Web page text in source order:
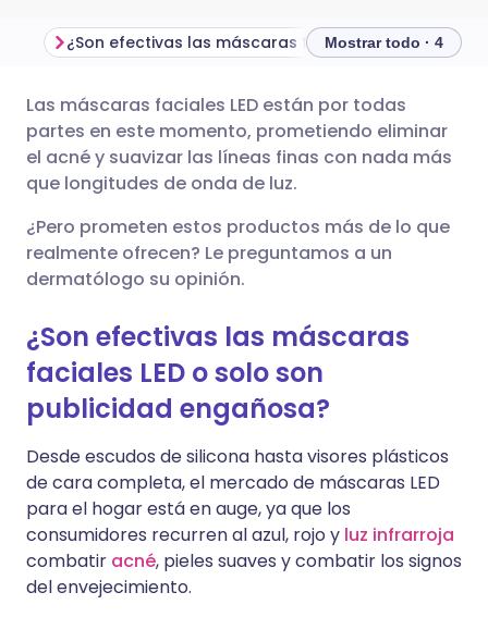
Compartir por correo
electrónico
Compartir en LinkedIn
Compartir en X
Compartir vía WhatsApp
Copiar enlace
🇬🇧 English 🇩🇪 Deutsch
🇪🇸 Español
🇮🇹 Italiano 🇵🇹
🇸🇦 عربي
¿Son efectivas las máscaras faciales LED o solo son publicidad engañosa? Mostrar todo · 4
Las máscaras faciales LED están por todas
partes en este momento, prometiendo eliminar
el acné y suavizar las líneas finas con nada más
que longitudes de onda de luz.
¿Pero prometen estos productos más de lo que
realmente ofrecen? Le preguntamos a un
dermatólogo su opinión.
¿Son efectivas las máscaras
faciales LED o solo son
publicidad engañosa?
Desde escudos de silicona hasta visores plásticos
de cara completa, el mercado de máscaras LED
para el hogar está en auge, ya que los
consumidores recurren al azul, rojo y luz infrarroja
combatir acné, pieles suaves y combatir los signos
del envejecimiento.